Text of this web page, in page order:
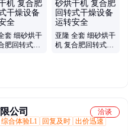
套 细砂烘干
肥回转式干
亚隆 全套 细砂烘干
机 复合肥回转式干
公司
洽谈
综合体验L1 回复及时 出价迅速